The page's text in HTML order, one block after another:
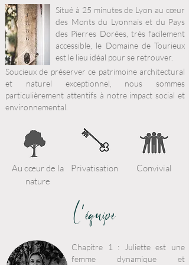
Situé à 25 minutes de Lyon au cœur
des Monts du Lyonnais et du Pays
des Pierres Dorées, très facilement
accessible, le Domaine de Tourieux
est le lieu idéal pour se retrouver.
Soucieux de préserver ce patrimoine architectural
et naturel exceptionnel, nous sommes
particulièrement attentifs à notre impact social et
environnemental.
Au cœur de la
nature
Privatisation Convivial
'
L équipe
Chapitre 1 : Juliette est une
femme dynamique et